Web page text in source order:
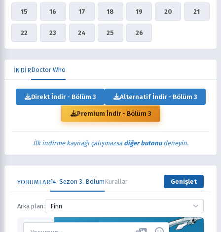
15 16 17 18 19 20 21
22 23 24 25 26
İNDİRDoctor Who
Direkt İndir - Bölüm 3 Alternatif İndir - Bölüm 3
Premium İndir - Bölüm 3
İlk indirme kaynağı çalışmazsa diğer butonudeneyin.
YORUMLAR14. Sezon 3. BölümKurallar Genişlet
Arka plan: Finn